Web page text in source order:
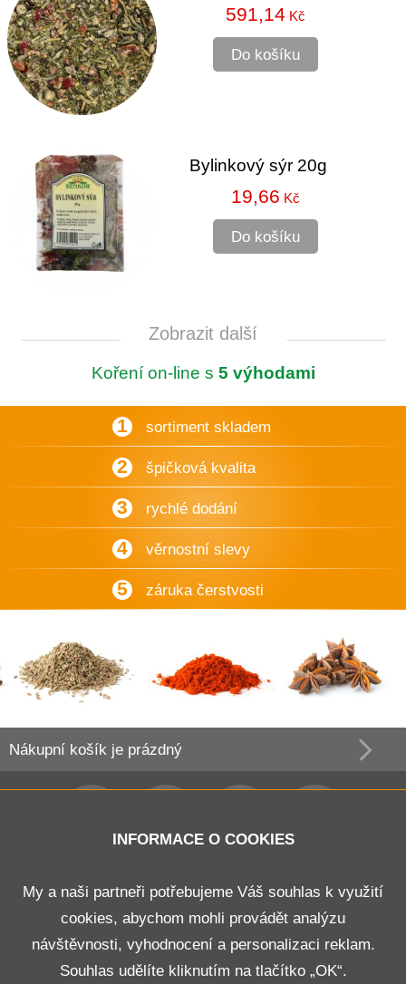
591,14 Kč
Do košíku
Bylinkový sýr 20g
19,66 Kč
Do košíku
Zobrazit další
Koření on-line s 5 výhodami
1 sortiment skladem
2 špičková kvalita
3 rychlé dodání
4 věrnostní slevy
5 záruka čerstvosti
Nákupní košík je prázdný
Obchodní podmínky
Doprava a platba
Odstoupení od smlouvy
INFORMACE O COOKIES
My a naši partneři potřebujeme Váš souhlas k využití
cookies, abychom mohli provádět analýzu
návštěvnosti, vyhodnocení a personalizaci reklam.
Souhlas udělíte kliknutím na tlačítko „OK“.